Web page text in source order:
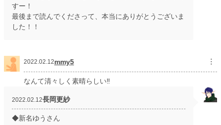
すー！
最後まで読んでくださって、本当にありがとうございま
した！！
2022.02.12mmy5 ︙
なんて清々しく素晴らしい‼️
2022.02.12長岡更紗
◆新名ゆうさん